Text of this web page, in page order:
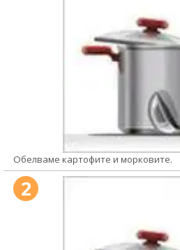
Обелваме картофите и морковите.
2